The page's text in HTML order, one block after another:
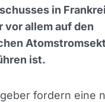
in
vor allem auf den
ist.
fordern eine